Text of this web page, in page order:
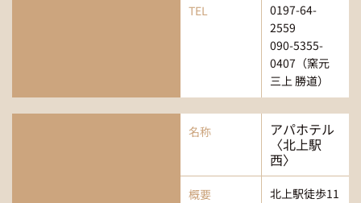
TEL
0197-64-
2559
090-5355-
0407（窯元
三上 勝道）
名称 アパホテル
〈北上駅
西〉
概要
北上駅徒歩11